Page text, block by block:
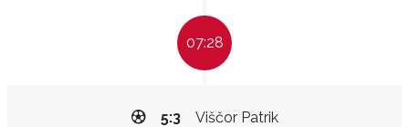
07:28
Viščor Patrik
5:3